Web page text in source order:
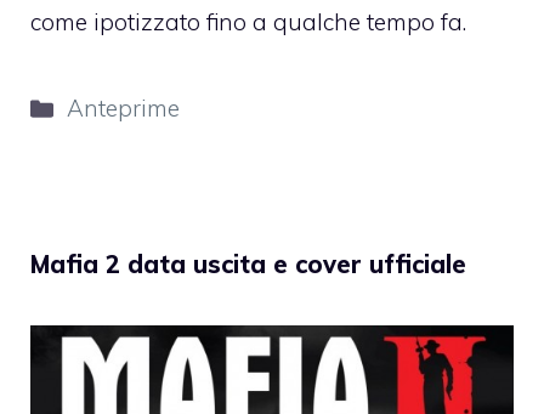
come ipotizzato fino a qualche tempo fa.
Categorie
Anteprime
Mafia 2 data uscita e cover ufficiale